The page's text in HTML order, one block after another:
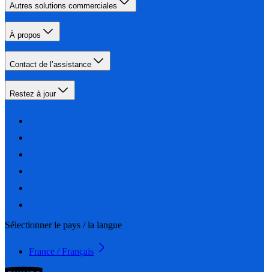
Autres solutions commerciales
À propos
Contact de l’assistance
Restez à jour
Sélectionner le pays / la langue
France / Français